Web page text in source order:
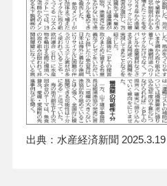
出典：⽔産経済新聞 2025.3.19